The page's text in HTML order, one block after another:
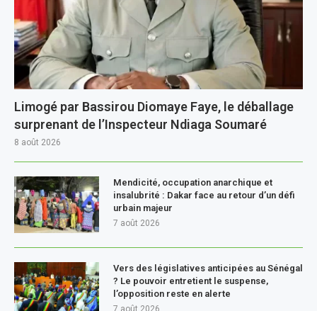
Limogé par Bassirou Diomaye Faye, le déballage
surprenant de l’Inspecteur Ndiaga Soumaré
8 août 2026
Mendicité, occupation anarchique et
insalubrité : Dakar face au retour d’un défi
urbain majeur
7 août 2026
Vers des législatives anticipées au Sénégal
? Le pouvoir entretient le suspense,
l’opposition reste en alerte
7 août 2026